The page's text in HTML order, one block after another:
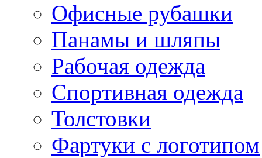
Офисные рубашки
Панамы и шляпы
Рабочая одежда
Спортивная одежда
Толстовки
Фартуки с логотипом